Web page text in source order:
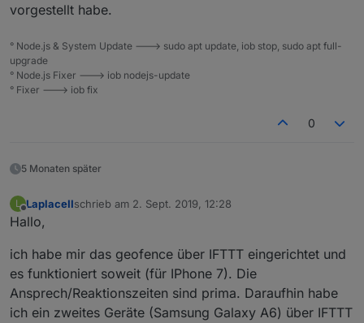
vorgestellt habe.
° Node.js & System Update ---> sudo apt update, iob stop, sudo apt full-
upgrade
° Node.js Fixer ---> iob nodejs-update
° Fixer ---> iob fix
0
5 Monaten später
L
Offline
LaplaceIIschrieb am 2. Sept. 2019, 12:28
zuletzt editiert von
Hallo,
ich habe mir das geofence über IFTTT eingerichtet und
es funktioniert soweit (für IPhone 7). Die
Ansprech/Reaktionszeiten sind prima. Daraufhin habe
ich ein zweites Geräte (Samsung Galaxy A6) über IFTTT